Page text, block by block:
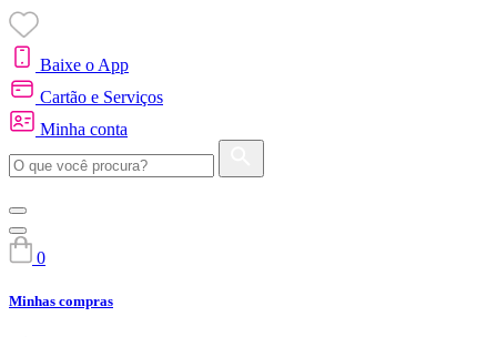
Baixe o App
Cartão e Serviços
Minha conta
0
Minhas compras